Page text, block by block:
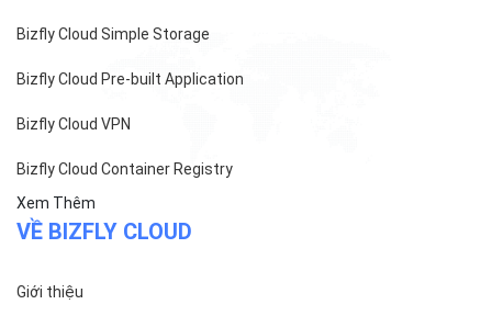
Bizfly Cloud Simple Storage
Bizfly Cloud Pre-built Application
Bizfly Cloud VPN
Bizfly Cloud Container Registry
Xem Thêm
VỀ BIZFLY CLOUD
Giới thiệu